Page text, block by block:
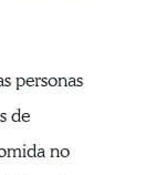
personas
de
no